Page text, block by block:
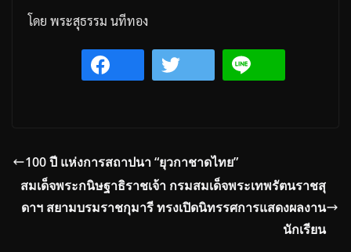
โดย พระสุธรรม นทีทอง
100 ปี แห่งการสถาปนา “ยุวกาชาดไทย”
สมเด็จพระกนิษฐาธิราชเจ้า กรมสมเด็จพระเทพรัตนราชสุ
ดาฯ สยามบรมราชกุมารี ทรงเปิดนิทรรศการแสดงผลงาน
นักเรียน